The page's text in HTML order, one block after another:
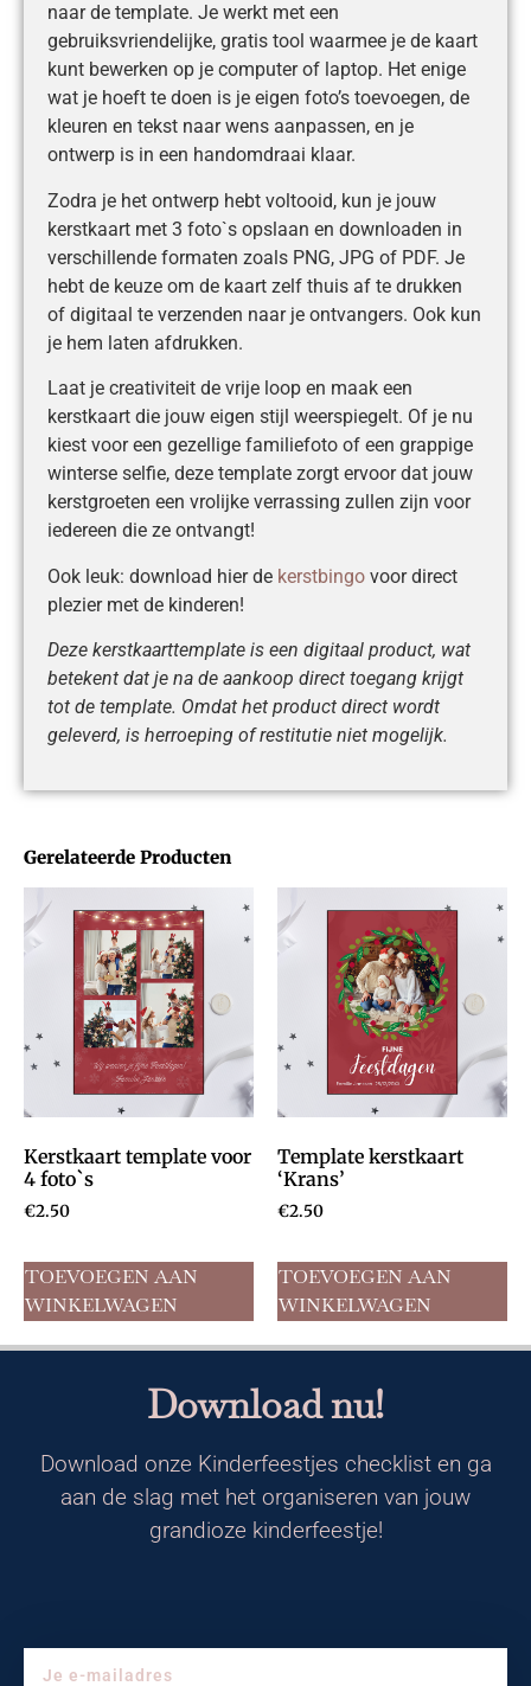
Gerelateerde Producten
Kerstkaart template voor
4 foto`s
€2.50
TOEVOEGEN AAN
WINKELWAGEN
Template kerstkaart
‘Krans’
€2.50
TOEVOEGEN AAN
WINKELWAGEN
naar de template. Je werkt met een
gebruiksvriendelijke, gratis tool waarmee je de kaart
kunt bewerken op je computer of laptop. Het enige
wat je hoeft te doen is je eigen foto’s toevoegen, de
kleuren en tekst naar wens aanpassen, en je
ontwerp is in een handomdraai klaar.
Zodra je het ontwerp hebt voltooid, kun je jouw
kerstkaart met 3 foto`s opslaan en downloaden in
verschillende formaten zoals PNG, JPG of PDF. Je
hebt de keuze om de kaart zelf thuis af te drukken
of digitaal te verzenden naar je ontvangers. Ook kun
je hem laten afdrukken.
Laat je creativiteit de vrije loop en maak een
kerstkaart die jouw eigen stijl weerspiegelt. Of je nu
kiest voor een gezellige familiefoto of een grappige
winterse selfie, deze template zorgt ervoor dat jouw
kerstgroeten een vrolijke verrassing zullen zijn voor
iedereen die ze ontvangt!
Ook leuk: download hier de kerstbingo voor direct
plezier met de kinderen!
Deze kerstkaarttemplate is een digitaal product, wat
betekent dat je na de aankoop direct toegang krijgt
tot de template. Omdat het product direct wordt
geleverd, is herroeping of restitutie niet mogelijk.
Download nu!
Download onze Kinderfeestjes checklist en ga
aan de slag met het organiseren van jouw
grandioze kinderfeestje!